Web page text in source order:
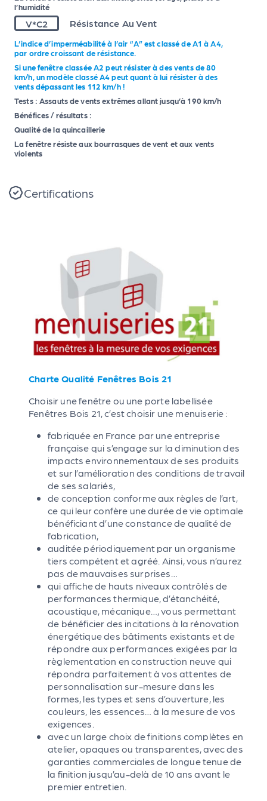
l’humidité
V*C2 Résistance Au Vent
L’indice d’imperméabilité à l’air “A” est classé de A1 à A4,
par ordre croissant de résistance.
Si une fenêtre classée A2 peut résister à des vents de 80
km/h, un modèle classé A4 peut quant à lui résister à des
vents dépassant les 112 km/h !
Tests : Assauts de vents extrêmes allant jusqu’à 190 km/h
Bénéfices / résultats :
Qualité de la quincaillerie
La fenêtre résiste aux bourrasques de vent et aux vents
violents
Certifications
Charte Qualité Fenêtres Bois 21
Choisir une fenêtre ou une porte labellisée
Fenêtres Bois 21, c’est choisir une menuiserie :
fabriquée en France par une entreprise
française qui s’engage sur la diminution des
impacts environnementaux de ses produits
et sur l’amélioration des conditions de travail
de ses salariés,
de conception conforme aux règles de l’art,
ce qui leur confère une durée de vie optimale
bénéficiant d’une constance de qualité de
fabrication,
auditée périodiquement par un organisme
tiers compétent et agréé. Ainsi, vous n’aurez
pas de mauvaises surprises…
qui affiche de hauts niveaux contrôlés de
performances thermique, d’étanchéité,
acoustique, mécanique…, vous permettant
de bénéficier des incitations à la rénovation
énergétique des bâtiments existants et de
répondre aux performances exigées par la
règlementation en construction neuve qui
répondra parfaitement à vos attentes de
personnalisation sur-mesure dans les
formes, les types et sens d’ouverture, les
couleurs, les essences… à la mesure de vos
exigences.
avec un large choix de finitions complètes en
atelier, opaques ou transparentes, avec des
garanties commerciales de longue tenue de
la finition jusqu’au-delà de 10 ans avant le
premier entretien.